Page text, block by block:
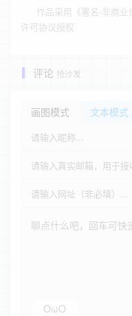
作品采用
署名-非商
许可协议授权
评论 抢沙发
画图模式 文本模式
OωO